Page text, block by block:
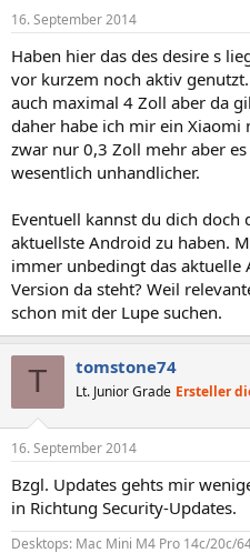
16. September 2014
Haben hier das des desire s
vor kurzem noch aktiv
auch maximal 4 Zoll aber da
daher habe ich mir ein Xiaomi
zwar nur 0,3 Zoll mehr aber
wesentlich unhandlicher.
Eventuell kannst du dich
aktuellste Android zu haben.
immer unbedingt das aktuelle
Version da steht? Weil
schon mit der Lupe suchen.
T tomstone74
Lt. Junior Grade Ersteller
16. September 2014
Bzgl. Updates gehts mir
in Richtung Security-Updates.
Desktops: Mac Mini M4 Pro 14c/20c/